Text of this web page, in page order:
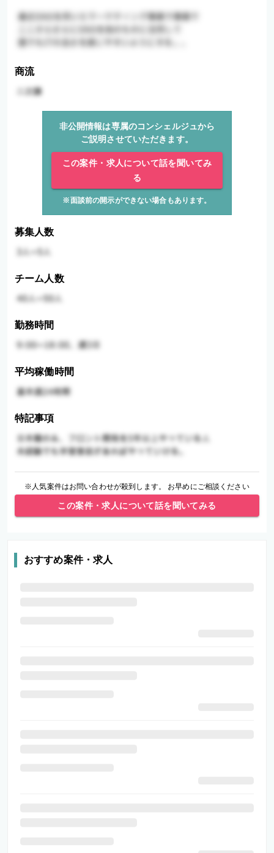
商流
非公開情報は専属のコンシェルジュから
ご説明させていただきます。
この案件・求人について話を聞いてみ
る
※面談前の開示ができない場合もあります。
募集人数
チーム人数
勤務時間
平均稼働時間
特記事項
※人気案件はお問い合わせが殺到します。 お早めにご相談ください
この案件・求人について話を聞いてみる
おすすめ案件・求人